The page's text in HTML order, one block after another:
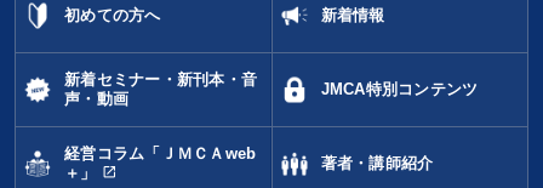
初めての方へ 新着情報
新着セミナー・新刊本・音
声・動画
JMCA特別コンテンツ
経営コラム「ＪＭＣＡweb
＋」
open_in_new
著者・講師紹介